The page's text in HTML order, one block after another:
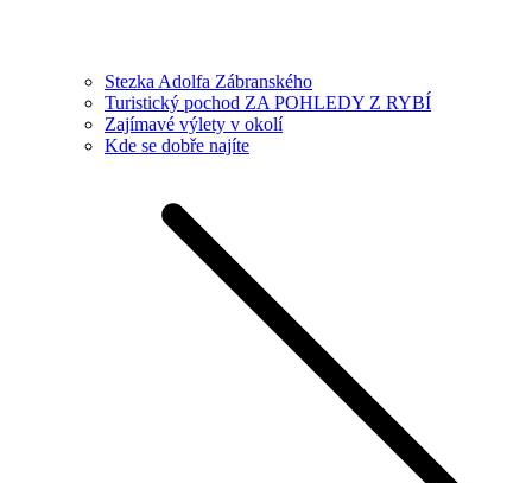
Stezka Adolfa Zábranského
Turistický pochod ZA POHLEDY Z RYBÍ
Zajímavé výlety v okolí
Kde se dobře najíte